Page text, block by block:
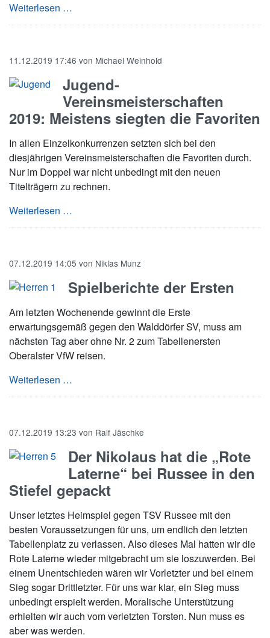
Weiterlesen …
11.12.2019 17:46 von Michael Weinhold
Jugend-
Vereinsmeisterschaften
2019: Meistens siegten die Favoriten
In allen Einzelkonkurrenzen setzten sich bei den
diesjährigen Vereinsmeisterschaften die Favoriten durch.
Nur im Doppel war nicht unbedingt mit den neuen
Titelträgern zu rechnen.
Weiterlesen …
07.12.2019 14:05 von Niklas Munz
Spielberichte der Ersten
Am letzten Wochenende gewinnt die Erste
erwartungsgemäß gegen den Walddörfer SV, muss am
nächsten Tag aber ohne Nr. 2 zum Tabellenersten
Oberalster VfW reisen.
Weiterlesen …
07.12.2019 13:23 von Ralf Jäschke
Der Nikolaus hat die „Rote
Laterne“ bei Russee in den
Stiefel gepackt
Unser letztes Heimspiel gegen TSV Russee mit den
besten Voraussetzungen für uns, um endlich den letzten
Tabellenplatz zu verlassen. Also dieses Mal hatten wir die
Rote Laterne wieder mitgebracht um sie loszuwerden. Bei
einem Unentschieden wären wir Vorletzter und bei einem
Sieg sogar Drittletzter. Für uns war klar, ein Sieg muss
unbedingt erspielt werden. Moralische Unterstützung
erhielten wir auch vom verletzten Torsten. Nun muss es
aber was werden.